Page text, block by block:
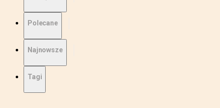
Polecane
Najnowsze
Tagi